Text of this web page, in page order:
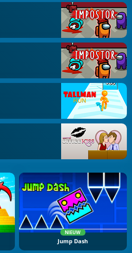
NIEUW
Jump Dash